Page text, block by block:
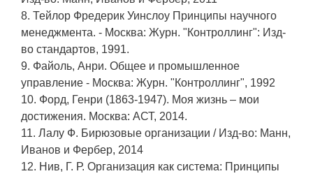
8. Тейлор Фредерик Уинслоу Принципы научного
менеджмента. - Москва: Журн. "Контроллинг": Изд-
во стандартов, 1991.
9. Файоль, Анри. Общее и промышленное
управление - Москва: Журн. "Контроллинг", 1992
10. Форд, Генри (1863-1947). Моя жизнь – мои
достижения. Москва: АСТ, 2014.
11. Лалу Ф. Бирюзовые организации / Изд-во: Манн,
Иванов и Фербер, 2014
12. Нив, Г. Р. Организация как система: Принципы